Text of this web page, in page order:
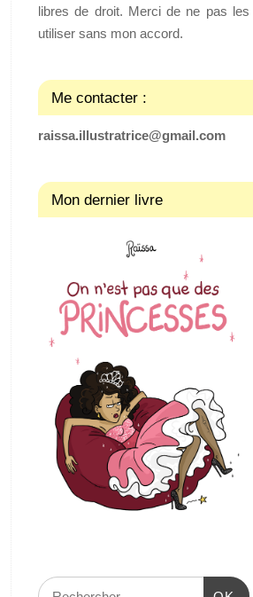
libres de droit. Merci de ne pas les
utiliser sans mon accord.
Me contacter :
raissa.illustratrice@gmail.com
Mon dernier livre